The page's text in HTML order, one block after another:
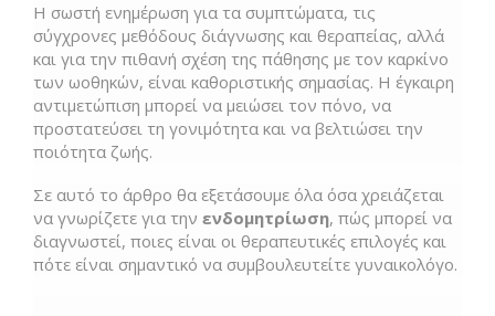
Η σωστή ενημέρωση για τα συμπτώματα, τις
σύγχρονες μεθόδους διάγνωσης και θεραπείας, αλλά
και για την πιθανή σχέση της πάθησης με τον καρκίνο
των ωοθηκών, είναι καθοριστικής σημασίας. Η έγκαιρη
αντιμετώπιση μπορεί να μειώσει τον πόνο, να
προστατεύσει τη γονιμότητα και να βελτιώσει την
ποιότητα ζωής.
Σε αυτό το άρθρο θα εξετάσουμε όλα όσα χρειάζεται
να γνωρίζετε για την ενδομητρίωση, πώς μπορεί να
διαγνωστεί, ποιες είναι οι θεραπευτικές επιλογές και
πότε είναι σημαντικό να συμβουλευτείτε γυναικολόγο.